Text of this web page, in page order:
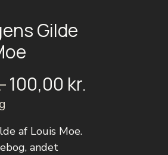
Gilde
Regulær
100,00 kr.
af Louis Moe.
andet